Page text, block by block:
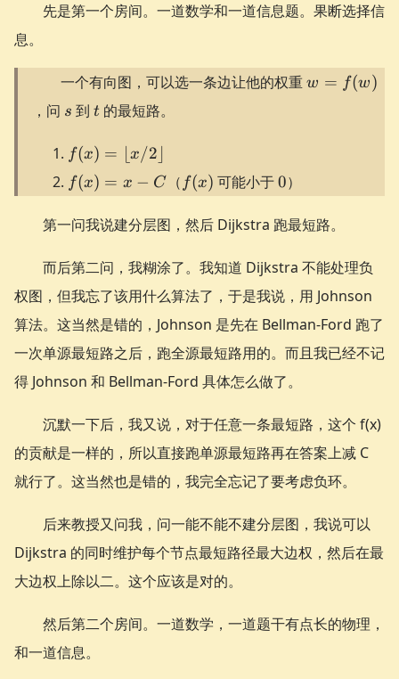
先是第一个房间。一道数学和一道信息题。果断选择信
息。
一个有向图，可以选一条边让他的权重w =
w = f(w)
，问 s
s 到 t
t 的最短路。
f(x) =
\lfloor
x /
f(x) = ⌊ x/2 ⌋
f(x)
= x
- C
f(x) = x − C （ f(x)
f(x) 可能小于0
0）
第一问我说建分层图，然后 Dijkstra 跑最短路。
而后第二问，我糊涂了。我知道 Dijkstra 不能处理负
权图，但我忘了该用什么算法了，于是我说，用 Johnson
算法。这当然是错的，Johnson 是先在 Bellman-Ford 跑了
一次单源最短路之后，跑全源最短路用的。而且我已经不记
得 Johnson 和 Bellman-Ford 具体怎么做了。
沉默一下后，我又说，对于任意一条最短路，这个 f(x)
的贡献是一样的，所以直接跑单源最短路再在答案上减 C
就行了。这当然也是错的，我完全忘记了要考虑负环。
后来教授又问我，问一能不能不建分层图，我说可以
Dijkstra 的同时维护每个节点最短路径最大边权，然后在最
大边权上除以二。这个应该是对的。
然后第二个房间。一道数学，一道题干有点长的物理，
和一道信息。